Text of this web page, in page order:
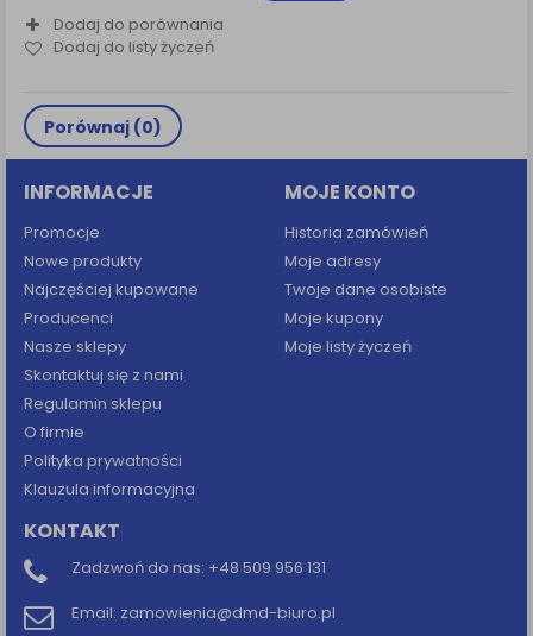
Dodaj do porównania
Dodaj do listy życzeń
Porównaj (0)
INFORMACJE
Promocje
Nowe produkty
Najczęściej kupowane
Producenci
Nasze sklepy
Skontaktuj się z nami
Regulamin sklepu
O firmie
Polityka prywatności
Klauzula informacyjna
MOJE KONTO
Historia zamówień
Moje adresy
Twoje dane osobiste
Moje kupony
Moje listy życzeń
KONTAKT
Zadzwoń do nas: +48 509 956 131
Email: zamowienia@dmd-biuro.pl